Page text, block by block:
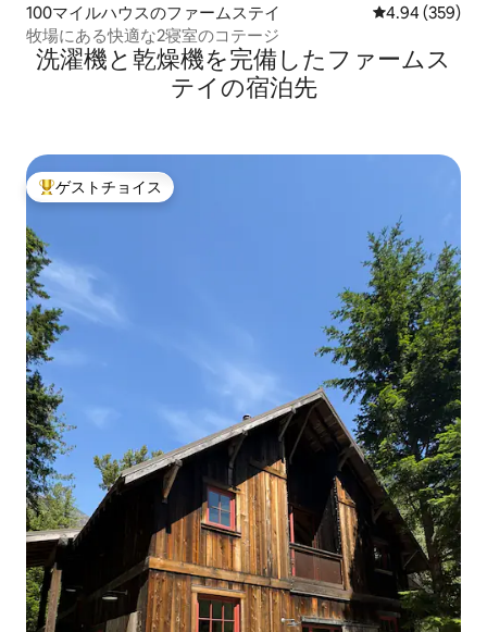
100マイルハウスのファームステイ レビュー359
4.94 (359)
牧場にある快適な2寝室のコテージ
洗濯機と乾燥機を完備したファームス
テイの宿泊先
大好評のゲストチョイスです。
ゲストチョイス